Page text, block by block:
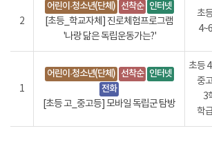
2
어린이·청소년(단체) 선착순 인터넷
[초등_학교자체] 진로체험프로그램
'나랑 닮은 독립운동가는?'
초
1
어린이·청소년(단체) 선착순 인터넷
전화
[초등 고_중고등] 모바일 독립군 탐방
초등
중
3
학